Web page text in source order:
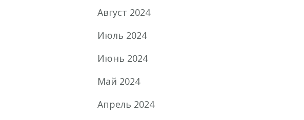
Август 2024
Июль 2024
Июнь 2024
Май 2024
Апрель 2024